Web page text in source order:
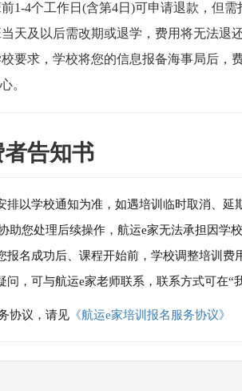
1-4个工作日(含第4日)可申请退款，但
天及以后需改期或退学，费用将无法退
要求，学校将您的信息报备海事局后，
。
告知书
排以学校通知为准，如遇培训临时取消、
助您处理后续操作，航运e家无法承担因学
报名成功后、课程开始前，学校调整培训
问，可与航运e家老师联系，联系方式可在
协议，请见 《航运e家培训报名服务协议》